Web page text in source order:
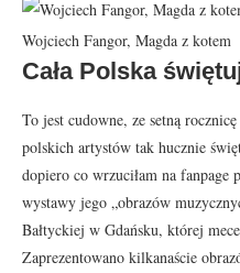
Wojciech Fangor, Magda z kotem
Cała Polska
To jest cudowne, ze setną
polskich artystów tak hucznie
dopiero co wrzuciłam na fanpage
wystawy jego „obrazów
Bałtyckiej w Gdańsku, której
Zaprezentowano kilkanaście